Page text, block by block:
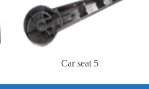
Car seat 5